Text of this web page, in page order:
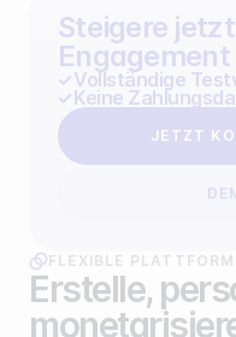
Steigere
Engagement
Vollständige
Keine
JETZT
FLEXIBLE
Erstelle,